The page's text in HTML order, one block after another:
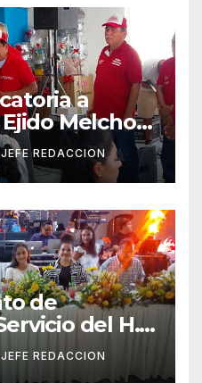
a
Melchor
Cárdenas
JEFE REDACCION
de
del H.
LZC Día del
JEFE REDACCION